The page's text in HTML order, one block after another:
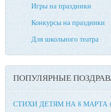
Игры на праздники
Конкурсы на праздники
Для школьного театра
ПОПУЛЯРНЫЕ
СТИХИ ДЕТЯМ НА 8 МАРТА